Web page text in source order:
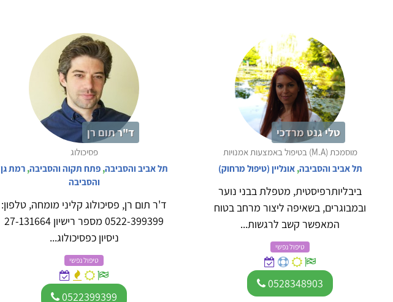
טלי גנט מרדכי
מוסמכת (M.A) בטיפול באמצעות אמנויות
תל אביב והסביבה,אונליין (טיפול מרחוק)
ביבליותרפיסטית, מטפלת בבני נוער
ובמבוגרים, בשאיפה ליצור מרחב בטוח
המאפשר קשב לרגשות...
טיפול נפשי
0528348903
ד"ר תום רן
פסיכולוג
תל אביב והסביבה,פתח תקוה והסביבה,רמת גן
והסביבה
ד'ר תום רן, פסיכולוג קליני מומחה, טלפון:
0522-399399 מספר רישיון 27-131664
ניסיון כפסיכולוג...
טיפול נפשי
0522399399